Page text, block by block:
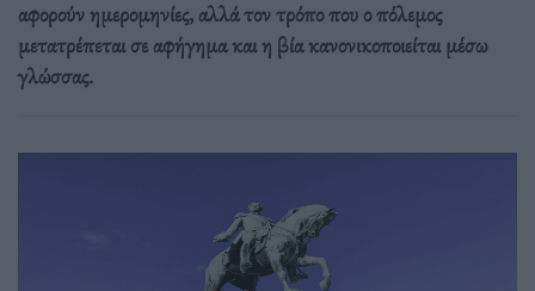
αφορούν ημερομηνίες, αλλά τον τρόπο που ο πόλεμος
μετατρέπεται σε αφήγημα και η βία κανονικοποιείται μέσω
γλώσσας.